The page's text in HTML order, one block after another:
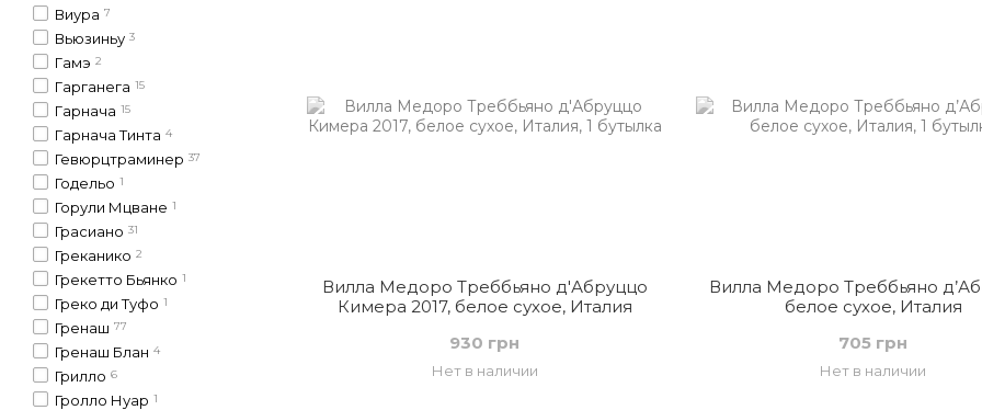
Вилла Медоро Треббьяно д'Абруццо
Кимера 2017, белое сухое, Италия
930 грн
Нет в наличии
Вилла Медоро Треббьяно
белое сухое, Италия
705 грн
Нет в наличии
Виура 7
Вьюзиньу 3
Гамэ 2
Гарганега 15
Гарнача 15
Гарнача Тинта 4
Гевюрцтраминер 37
Годельо 1
Горули Мцване 1
Грасиано 31
Греканико 2
Грекетто Бьянко 1
Греко ди Туфо 1
Гренаш 77
Гренаш Блан 4
Грилло 6
Гролло Нуар 1